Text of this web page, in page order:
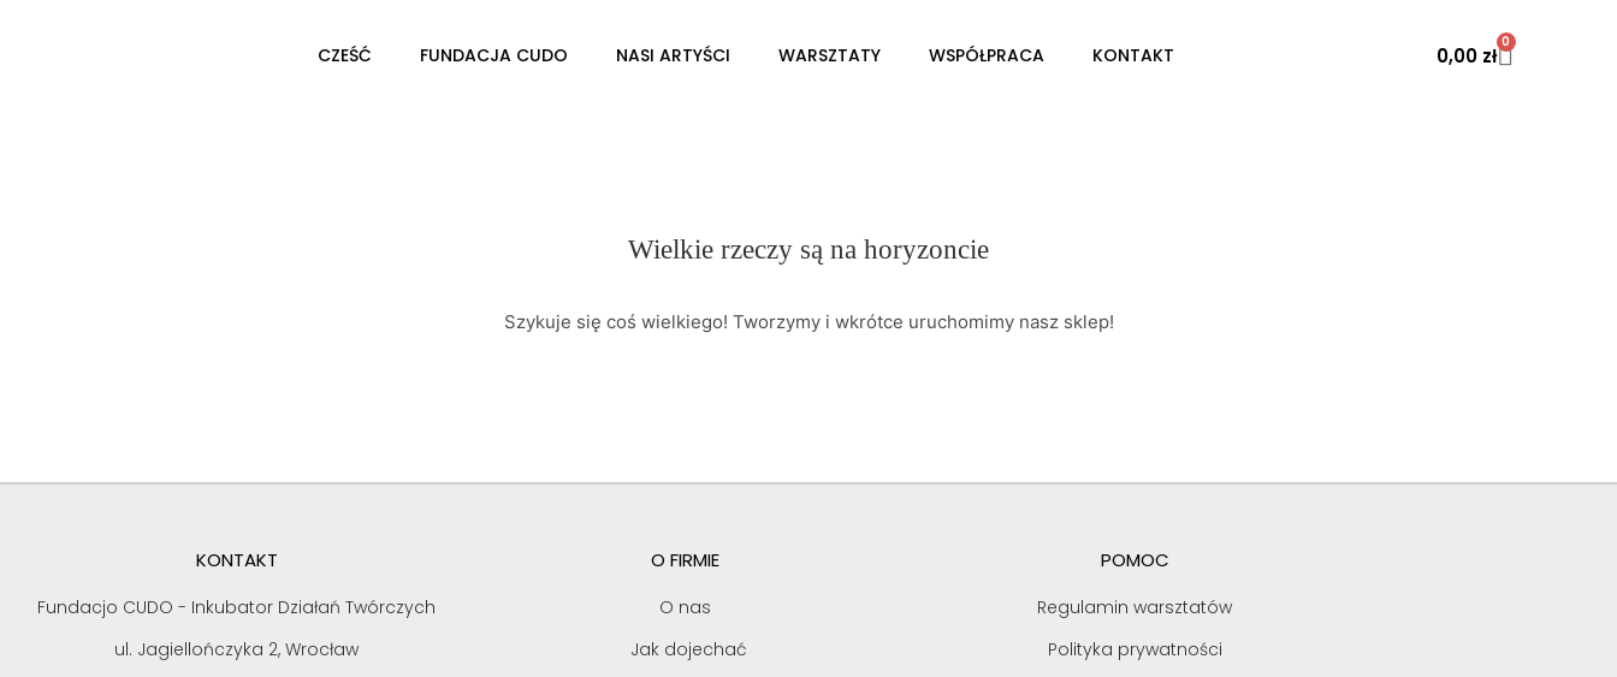
CZEŚĆ FUNDACJA CUDO NASI ARTYŚCI WARSZTATY WSPÓŁPRACA KONTAKT 0,00 zł
0
Wielkie rzeczy są na horyzoncie
Szykuje się coś wielkiego! Tworzymy i wkrótce uruchomimy nasz sklep!
KONTAKT
Fundacjo CUDO - Inkubator Działań Twórczych
ul. Jagiellończyka 2, Wrocław
O FIRMIE
O nas
Jak dojechać
POMOC
Regulamin warsztatów
Polityka prywatności